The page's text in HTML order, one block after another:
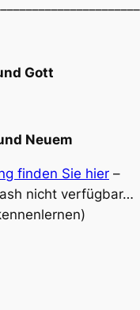
Gott
Neuem
finden Sie hier –
nicht verfügbar…